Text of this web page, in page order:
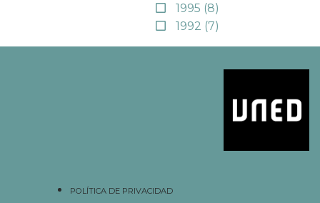
1995 (8)
1992 (7)
POLÍTICA DE PRIVACIDAD